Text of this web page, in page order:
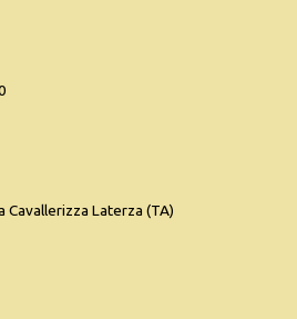
Cavallerizza Laterza (TA)